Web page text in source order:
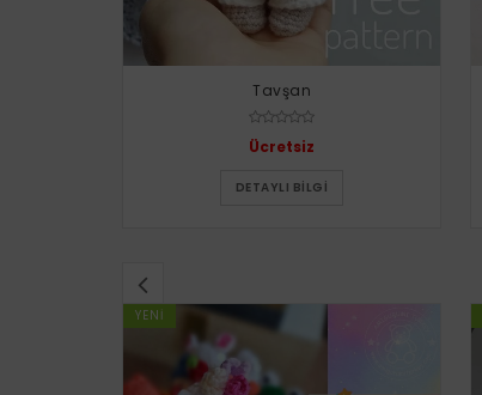
Tavşan
Ücretsiz
DETAYLI BILGI
YENI